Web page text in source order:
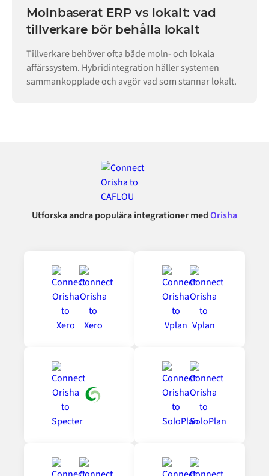
Molnbaserat ERP vs lokalt: vad
tillverkare bör behålla lokalt
Tillverkare behöver ofta både moln- och lokala
affärssystem. Hybridintegration håller systemen
sammankopplade och avgör vad som stannar lokalt.
Utforska andra populära integrationer medOrisha